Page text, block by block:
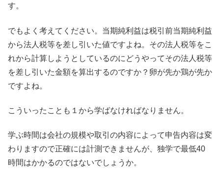
す。
でもよく考えてください。当期純利益は税引前当期純利益
から法人税等を差し引いた値ですよね。その法人税等をこ
れから計算しようとしているのにどうやってその法人税等
を差し引いた金額を算出するのですか？卵が先か鶏が先か
ですよね。
こういったことも１から学ばなければなりません。
学ぶ時間は会社の規模や取引の内容によって申告内容は変
わりますので正確には計測できませんが、独学で最低40
時間はかかるのではないでしょうか。